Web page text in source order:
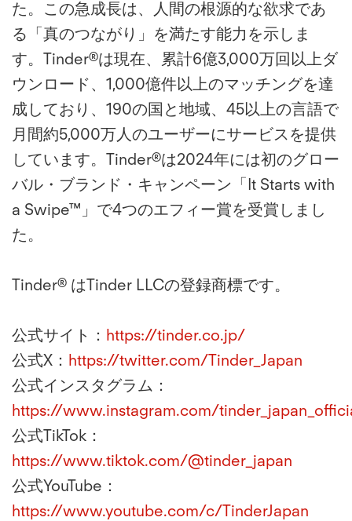
た。この急成長は、人間の根源的な欲求であ
る「真のつながり」を満たす能力を示しま
す。Tinder®は現在、累計6億3,000万回以上ダ
ウンロード、1,000億件以上のマッチングを達
成しており、190の国と地域、45以上の言語で
月間約5,000万人のユーザーにサービスを提供
しています。Tinder®は2024年には初のグロー
バル・ブランド・キャンペーン「It Starts with
a Swipe™」で4つのエフィー賞を受賞しまし
た。
Tinder® はTinder LLCの登録商標です。
公式サイト： https://tinder.co.jp/
公式X： https://twitter.com/Tinder_Japan
公式インスタグラム：
https://www.instagram.com/
公式TikTok：
https://www.tiktok.com/@tinder_japan
公式YouTube：
https://www.youtube.com/c/TinderJapan